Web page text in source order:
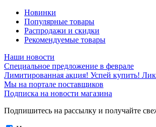
Новинки
Популярные товары
Распродажи и скидки
Рекомендуемые товары
Наши новости
Специальное предложение в феврале
Лимитированная акция! Успей купить!
Мы на портале поставщиков
Подписка на новости магазина
Подпишитесь на рассылку и получайте